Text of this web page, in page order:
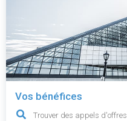
Vos bénéfices
Trouver des appels d'offres